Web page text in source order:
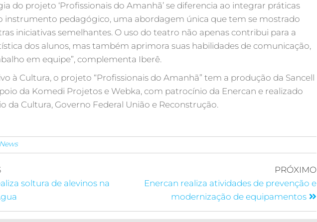
do projeto ‘Profissionais do Amanhã’ se diferencia ao integrar práticas
instrumento pedagógico, uma abordagem única que tem se mostrado
iniciativas semelhantes. O uso do teatro não apenas contribui para a
dos alunos, mas também aprimora suas habilidades de comunicação,
em equipe”, complementa Iberê.
à Cultura, o projeto “Profissionais do Amanhã” tem a produção da Sancell
da Komedi Projetos e Webka, com patrocínio da Enercan e realizado
da Cultura, Governo Federal União e Reconstrução.
News
soltura de alevinos na
PRÓXIMO
Enercan realiza atividades de prevenção e
modernização de equipamentos